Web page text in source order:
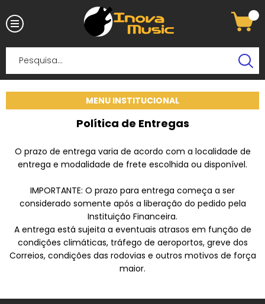
MENU INSTITUCIONAL
Política de Entregas
O prazo de entrega varia de acordo com a localidade de
entrega e modalidade de frete escolhida ou disponível.
IMPORTANTE: O prazo para entrega começa a ser
considerado somente após a liberação do pedido pela
Instituição Financeira.
A entrega está sujeita a eventuais atrasos em função de
condições climáticas, tráfego de aeroportos, greve dos
Correios, condições das rodovias e outros motivos de força
maior.